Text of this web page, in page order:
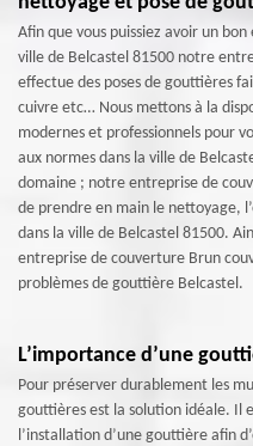
Afin que vous puissiez avoir un
ville de Belcastel 81500 notre
effectue des poses de gouttières
cuivre etc… Nous mettons à la
modernes et professionnels pour
aux normes dans la ville de
domaine ; notre entreprise de
de prendre en main le nettoyage,
dans la ville de Belcastel 81500.
entreprise de couverture Brun
problèmes de gouttière Belcastel.
L’importance d’une
Pour préserver durablement les
gouttières est la solution idéale. Il
l’installation d’une gouttière afin